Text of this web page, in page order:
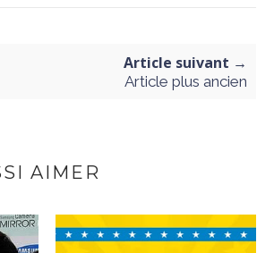
Article suivant →
Article plus ancien
AIMER